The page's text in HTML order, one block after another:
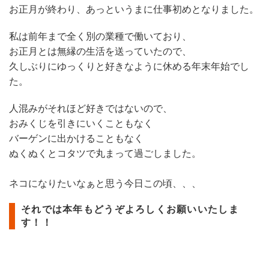
お正月が終わり、あっというまに仕事初めとなりました。
私は前年まで全く別の業種で働いており、
お正月とは無縁の生活を送っていたので、
久しぶりにゆっくりと好きなように休める年末年始でし
た。
人混みがそれほど好きではないので、
おみくじを引きにいくこともなく
バーゲンに出かけることもなく
ぬくぬくとコタツで丸まって過ごしました。
ネコになりたいなぁと思う今日この頃、、、
それでは本年もどうぞよろしくお願いいたしま
す！！